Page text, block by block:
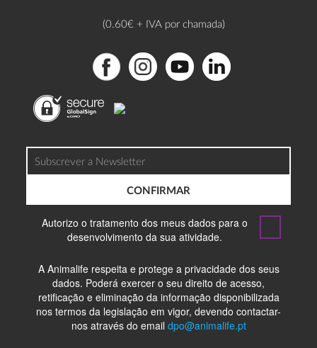
(0.60€ + IVA por chamada)
CONFIRMAR
Autorizo o tratamento dos meus dados para o
desenvolvimento da sua atividade.
A Animalife respeita e protege a privacidade dos seus
dados. Poderá exercer o seu direito de acesso,
retificação e eliminação da informação disponibilizada
nos termos da legislação em vigor, devendo contactar-
nos através do email dpo@animalife.pt